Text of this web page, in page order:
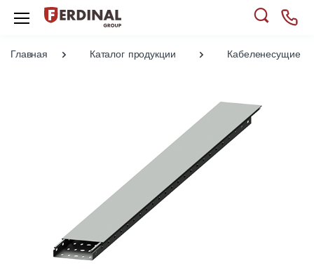
Главная Каталог продукции Кабеленесущие